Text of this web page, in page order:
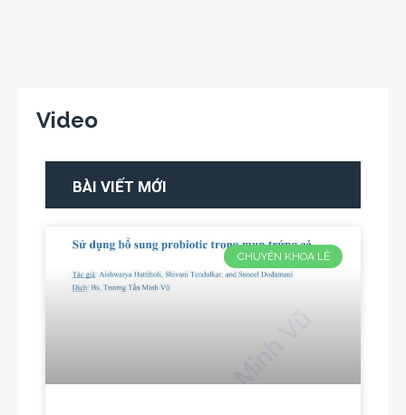
Video
BÀI VIẾT MỚI
CHUYÊN KHOA LẺ